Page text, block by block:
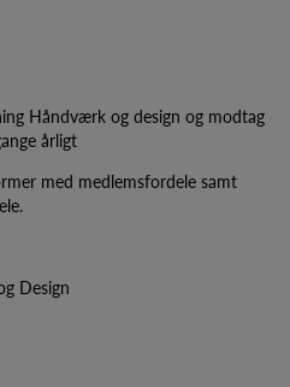
Håndværk og design og modtag
årligt
med medlemsfordele samt
Design